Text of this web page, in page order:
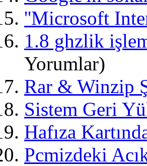
''Microsoft
1.8 ghzlik
Yorumlar)
Rar & Winzip
Sistem Geri
Hafıza
Pcmizdeki